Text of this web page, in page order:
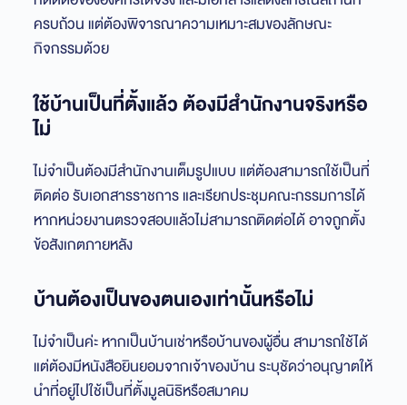
ครบถ้วน แต่ต้องพิจารณาความเหมาะสมของลักษณะ
กิจกรรมด้วย
ใช้บ้านเป็นที่ตั้งแล้ว ต้องมีสำนักงานจริงหรือ
ไม่
ไม่จำเป็นต้องมีสำนักงานเต็มรูปแบบ แต่ต้องสามารถใช้เป็นที่
ติดต่อ รับเอกสารราชการ และเรียกประชุมคณะกรรมการได้
หากหน่วยงานตรวจสอบแล้วไม่สามารถติดต่อได้ อาจถูกตั้ง
ข้อสังเกตภายหลัง
บ้านต้องเป็นของตนเองเท่านั้นหรือไม่
ไม่จำเป็นค่ะ หากเป็นบ้านเช่าหรือบ้านของผู้อื่น สามารถใช้ได้
แต่ต้องมีหนังสือยินยอมจากเจ้าของบ้าน ระบุชัดว่าอนุญาตให้
นำที่อยู่ไปใช้เป็นที่ตั้งมูลนิธิหรือสมาคม